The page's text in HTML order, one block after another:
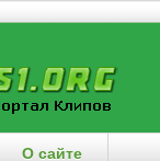
О сайте